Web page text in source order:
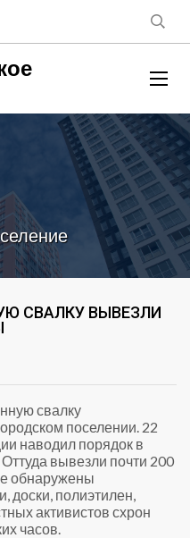
СВАЛКУ ВЫВЕЗЛИ
свалку
поселении. 22
наводил порядок в
вывезли почти 200
обнаружены
доски, полиэтилен,
активистов схрон
часов.